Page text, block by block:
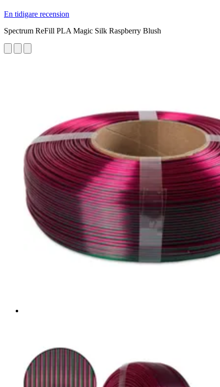
En tidigare recension
Spectrum ReFill PLA Magic Silk Raspberry Blush